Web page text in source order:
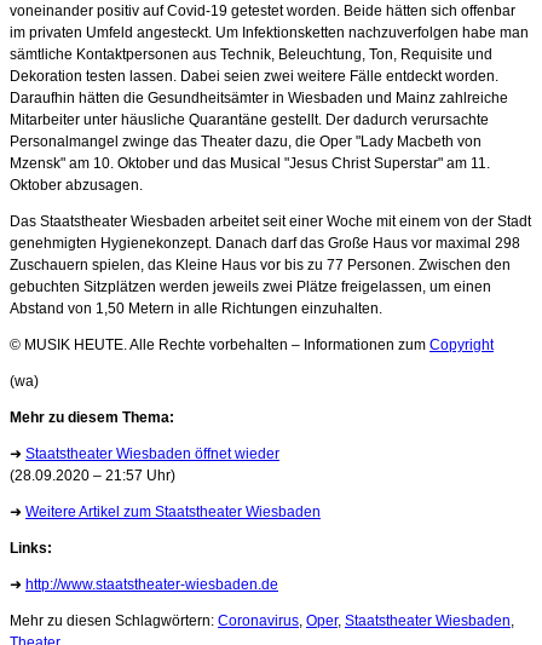
voneinander positiv auf Covid-19 getestet worden. Beide hätten sich offenbar
im privaten Umfeld angesteckt. Um Infektionsketten nachzuverfolgen habe man
sämtliche Kontaktpersonen aus Technik, Beleuchtung, Ton, Requisite und
Dekoration testen lassen. Dabei seien zwei weitere Fälle entdeckt worden.
Daraufhin hätten die Gesundheitsämter in Wiesbaden und Mainz zahlreiche
Mitarbeiter unter häusliche Quarantäne gestellt. Der dadurch verursachte
Personalmangel zwinge das Theater dazu, die Oper "Lady Macbeth von
Mzensk" am 10. Oktober und das Musical "Jesus Christ Superstar" am 11.
Oktober abzusagen.
Das Staatstheater Wiesbaden arbeitet seit einer Woche mit einem von der Stadt
genehmigten Hygienekonzept. Danach darf das Große Haus vor maximal 298
Zuschauern spielen, das Kleine Haus vor bis zu 77 Personen. Zwischen den
gebuchten Sitzplätzen werden jeweils zwei Plätze freigelassen, um einen
Abstand von 1,50 Metern in alle Richtungen einzuhalten.
© MUSIK HEUTE. Alle Rechte vorbehalten – Informationen zum Copyright
(wa)
Mehr zu diesem Thema:
➜ Staatstheater Wiesbaden öffnet wieder
(28.09.2020 – 21:57 Uhr)
➜ Weitere Artikel zum Staatstheater Wiesbaden
Links:
➜ http://www.staatstheater-wiesbaden.de
Mehr zu diesen Schlagwörtern: Coronavirus, Oper, Staatstheater Wiesbaden,